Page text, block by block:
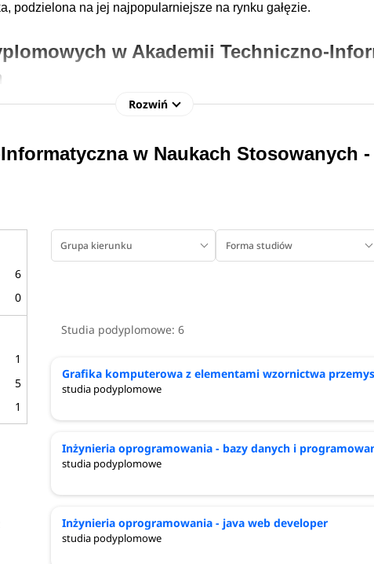
podzielona na jej najpopularniejsze na rynku gałęzie.
w Akademii Techniczno-
wzornictwa przemysłowego,
cyfrowa.
Rozwiń
w Naukach Stosowanych
6
0
1
5
1
Grupa kierunku Forma studiów
Studia podyplomowe:6
Grafika komputerowa z elementami wzornictwa
studia podyplomowe
Inżynieria oprogramowania - bazy danych i
studia podyplomowe
Inżynieria oprogramowania - java web developer
studia podyplomowe